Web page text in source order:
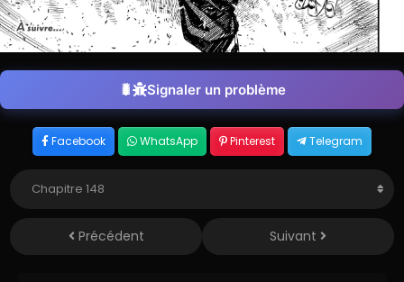
Signaler un problème
Facebook WhatsApp Pinterest Telegram
Précédent Suivant